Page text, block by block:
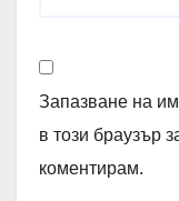
Запазване на
в този браузър
коментирам.